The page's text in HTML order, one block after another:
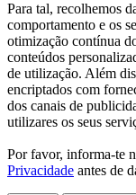
Para tal, recolhemos
comportamento e os
otimização contínua
conteúdos
de utilização. Além
encriptados com
dos canais de
utilizares os seus
Por favor, informa-te
Privacidade antes de